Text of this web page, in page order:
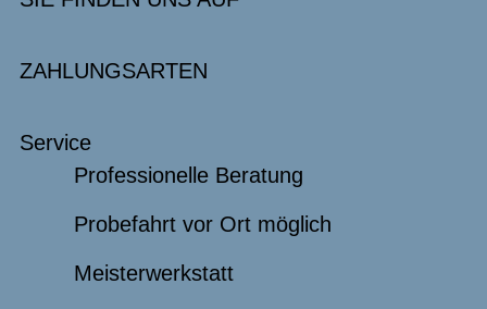
ZAHLUNGSARTEN
Service
Professionelle Beratung
Probefahrt vor Ort möglich
Meisterwerkstatt